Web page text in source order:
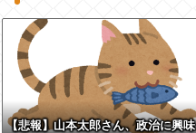
【悲報】山本太郎さん、政治に興味